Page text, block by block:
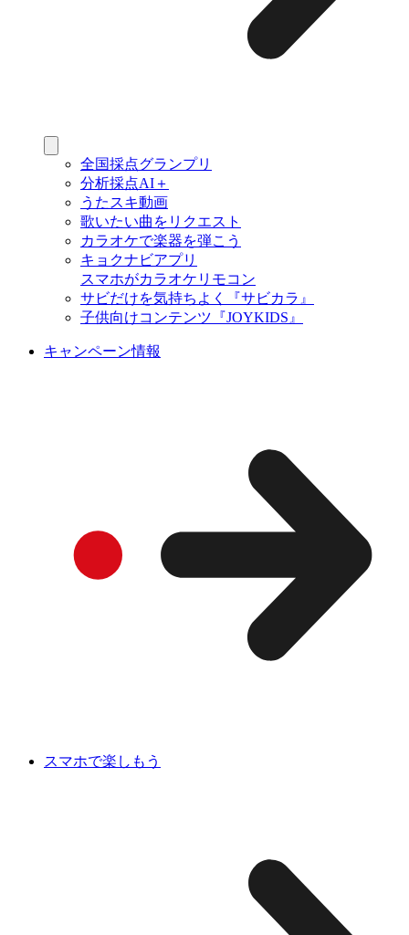
全国採点グランプリ
分析採点AI＋
うたスキ動画
歌いたい曲をリクエスト
カラオケで楽器を弾こう
キョクナビアプリ
スマホがカラオケリモコン
サビだけを気持ちよく『サビカラ』
子供向けコンテンツ『JOYKIDS』
キャンペーン情報
スマホで楽しもう